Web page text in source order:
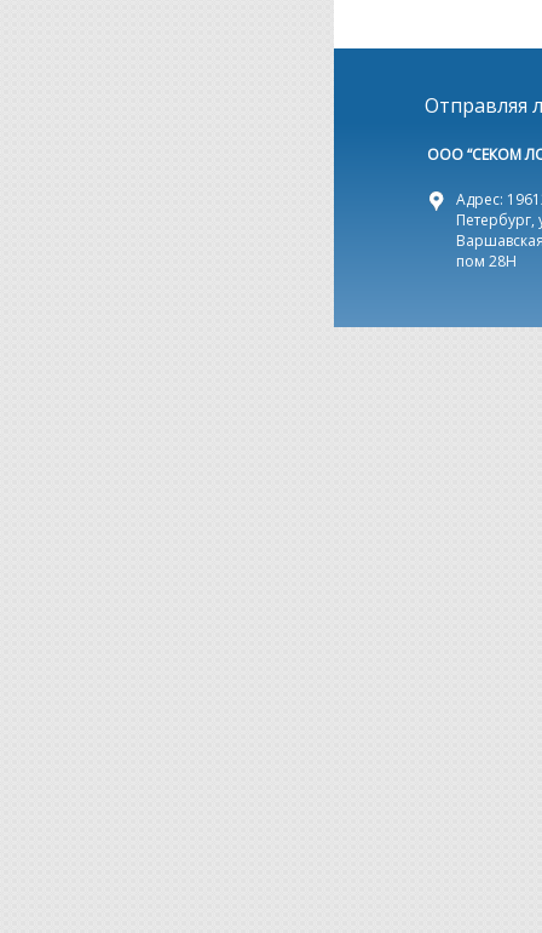
Отправляя
ООО “СЕКОМ
Адрес:
Петербург,
пом 28Н